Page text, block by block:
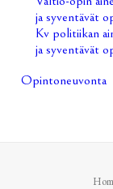
ja syventävät
Kv politiikan
ja syventävät
Opintoneuvonta